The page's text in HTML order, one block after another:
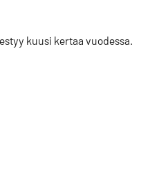
kuusi kertaa vuodessa.